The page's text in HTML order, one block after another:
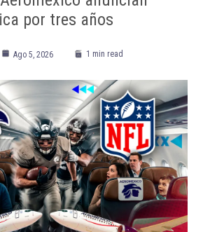
por tres años
Ago 5, 2026 1 min read